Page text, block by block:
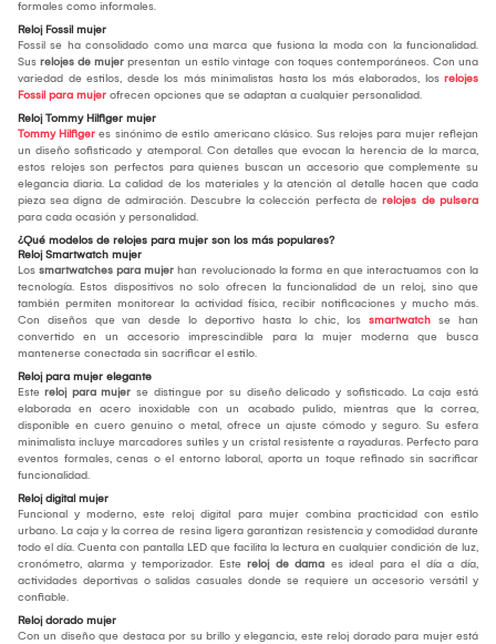
formales como informales.
Reloj Fossil mujer
Fossil se ha consolidado como una marca que fusiona la moda con la funcionalidad.
Sus relojes de mujer presentan un estilo vintage con toques contemporáneos. Con una
variedad de estilos, desde los más minimalistas hasta los más elaborados, los relojes
Fossil para mujer ofrecen opciones que se adaptan a cualquier personalidad.
Reloj Tommy Hilfiger mujer
Tommy Hilfiger es sinónimo de estilo americano clásico. Sus relojes para mujer reflejan
un diseño sofisticado y atemporal. Con detalles que evocan la herencia de la marca,
estos relojes son perfectos para quienes buscan un accesorio que complemente su
elegancia diaria. La calidad de los materiales y la atención al detalle hacen que cada
pieza sea digna de admiración. Descubre la colección perfecta de relojes de pulsera
para cada ocasión y personalidad.
¿Qué modelos de relojes para mujer son los más populares?
Reloj Smartwatch mujer
Los smartwatches para mujer han revolucionado la forma en que interactuamos con la
tecnología. Estos dispositivos no solo ofrecen la funcionalidad de un reloj, sino que
también permiten monitorear la actividad física, recibir notificaciones y mucho más.
Con diseños que van desde lo deportivo hasta lo chic, los smartwatch se han
convertido en un accesorio imprescindible para la mujer moderna que busca
mantenerse conectada sin sacrificar el estilo.
Reloj para mujer elegante
Este reloj para mujer se distingue por su diseño delicado y sofisticado. La caja está
elaborada en acero inoxidable con un acabado pulido, mientras que la correa,
disponible en cuero genuino o metal, ofrece un ajuste cómodo y seguro. Su esfera
minimalista incluye marcadores sutiles y un cristal resistente a rayaduras. Perfecto para
eventos formales, cenas o el entorno laboral, aporta un toque refinado sin sacrificar
funcionalidad.
Reloj digital mujer
Funcional y moderno, este reloj digital para mujer combina practicidad con estilo
urbano. La caja y la correa de resina ligera garantizan resistencia y comodidad durante
todo el día. Cuenta con pantalla LED que facilita la lectura en cualquier condición de luz,
cronómetro, alarma y temporizador. Este reloj de dama es ideal para el día a día,
actividades deportivas o salidas casuales donde se requiere un accesorio versátil y
confiable.
Reloj dorado mujer
Con un diseño que destaca por su brillo y elegancia, este reloj dorado para mujer está